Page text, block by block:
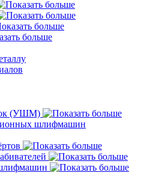
(УШМ)
шлифмашин